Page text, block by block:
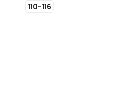
110-116